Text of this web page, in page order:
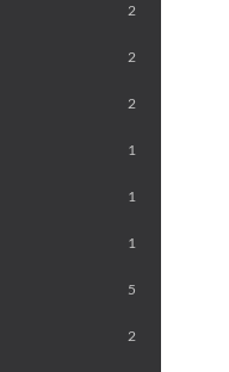
2
2
2
1
1
1
5
2